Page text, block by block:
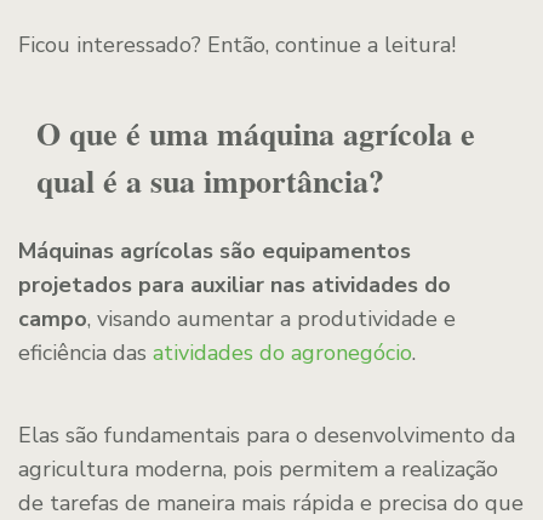
Ficou interessado? Então, continue a leitura!
O que é uma máquina agrícola e
qual é a sua importância?
Máquinas agrícolas são equipamentos
projetados para auxiliar nas atividades do
campo, visando aumentar a produtividade e
eficiência das atividades do agronegócio.
Elas são fundamentais para o desenvolvimento da
agricultura moderna, pois permitem a realização
de tarefas de maneira mais rápida e precisa do que